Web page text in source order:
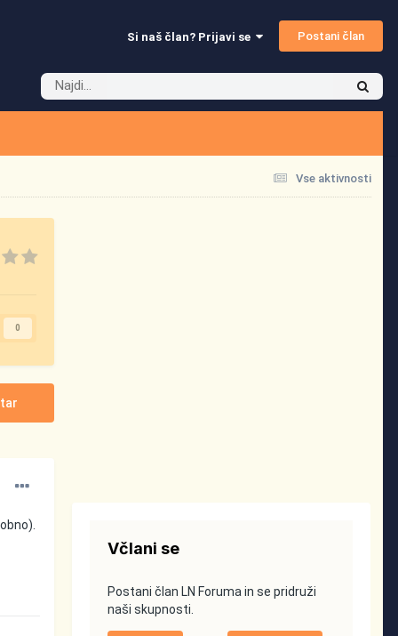
Si naš član? Prijavi se Postani član
Vse aktivnosti
0
Včlani se
Postani član LN Foruma in se pridruži
naši skupnosti.